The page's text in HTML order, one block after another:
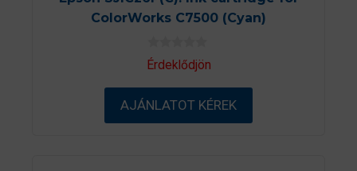
ColorWorks C7500 (Cyan)
0
a
-
ő
Érdeklődjön
AJÁNLATOT KÉREK